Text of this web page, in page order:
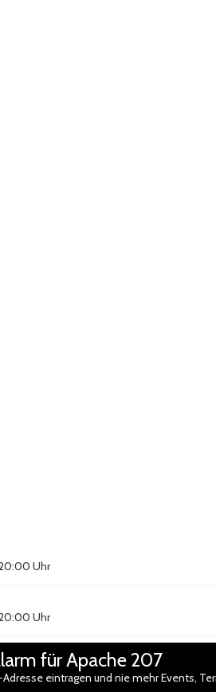
Uhr
Uhr
für Apache 207
Adresse eintragen und nie mehr Events,